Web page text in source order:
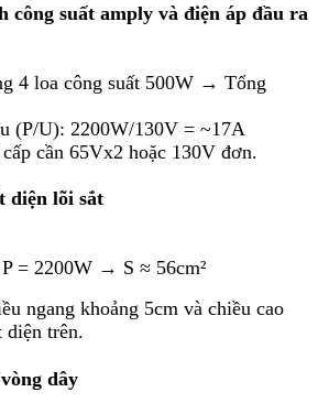
công suất amply và điện áp đầu ra
4 loa công suất 500W → Tổng
(P/U): 2200W/130V = ~17A
cần 65Vx2 hoặc 130V đơn.
diện lõi sắt
= 2200W → S ≈ 56cm²
ngang khoảng 5cm và chiều cao
diện trên.
dây